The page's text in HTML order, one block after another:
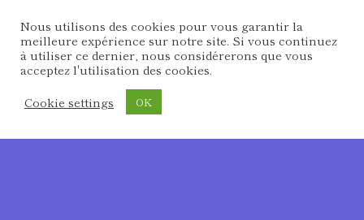
dilatoire sans pour autant autoriser
le dépôt de notes pendant le cours
du délibéré, puis a refusé d’examiner
la note qui lui était adressée en
cours de délibéré, alors que la
Nous utilisons des cookies pour vous garantir la
meilleure expérience sur notre site. Si vous continuez
à utiliser ce dernier, nous considérerons que vous
acceptez l'utilisation des cookies.
Cookie settings
OK